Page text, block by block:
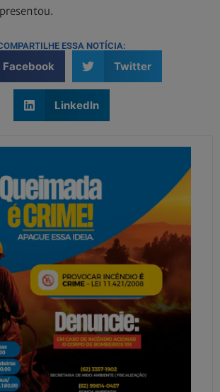
ESSA NOTÍCIA:
Facebook Twitter
LinkedIn